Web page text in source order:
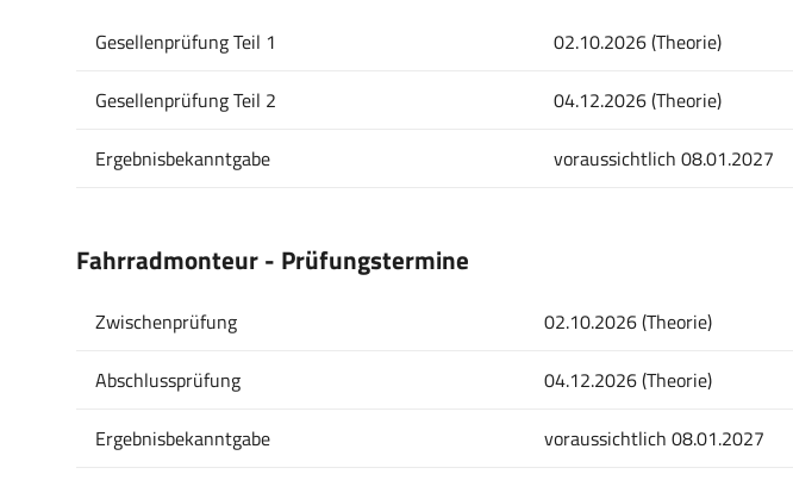
Gesellenprüfung Teil 1 02.10.2026 (Theorie)
Gesellenprüfung Teil 2 04.12.2026 (Theorie)
Ergebnisbekanntgabe voraussichtlich 08.01.2027
Fahrradmonteur - Prüfungstermine
Zwischenprüfung 02.10.2026 (Theorie)
Abschlussprüfung 04.12.2026 (Theorie)
Ergebnisbekanntgabe voraussichtlich 08.01.2027